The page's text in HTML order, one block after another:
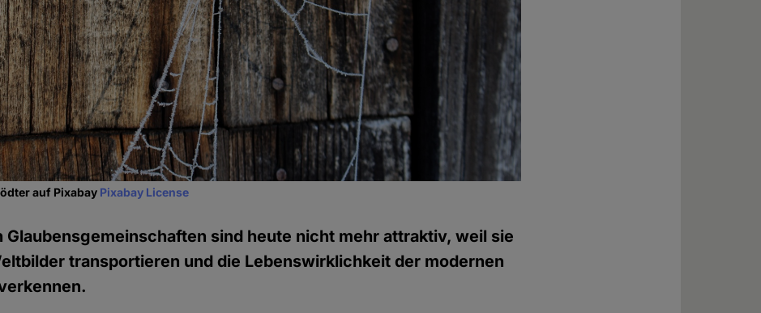
auf Pixabay Pixabay License
Glaubensgemeinschaften sind heute nicht mehr attraktiv, weil sie
transportieren und die Lebenswirklichkeit der modernen